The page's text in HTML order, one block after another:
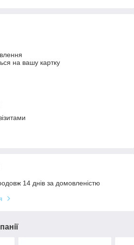
на вашу картку
14 днів за домовленістю